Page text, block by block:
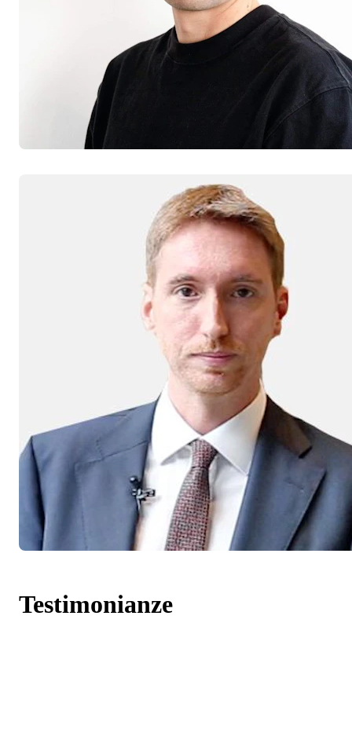
Testimonianze